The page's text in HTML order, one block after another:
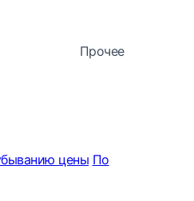
Прочее
цены По